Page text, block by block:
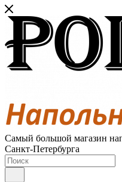
Самый большой магазин
Санкт-Петербурга